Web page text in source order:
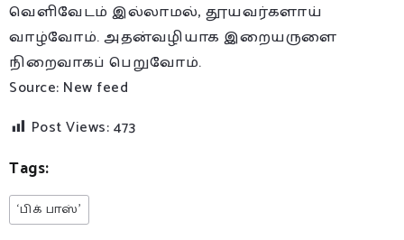
வெளிவேடம் இல்லாமல், தூயவர்களாய்
வாழ்வோம். அதன்வழியாக இறையருளை
நிறைவாகப் பெறுவோம்.
Source: New feed
Post Views:473
Tags:
‘பிக் பாஸ்’